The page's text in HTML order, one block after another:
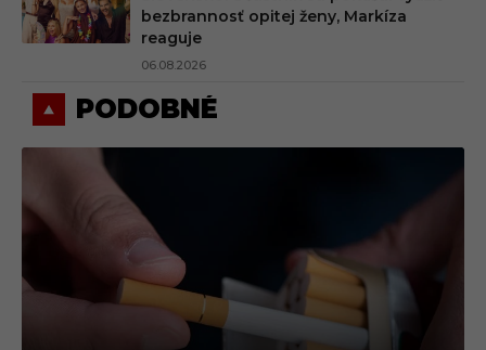
bezbrannosť opitej ženy, Markíza
reaguje
06.08.2026
PODOBNÉ